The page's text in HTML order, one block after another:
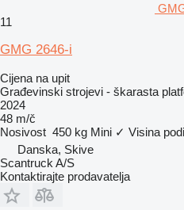
11
GMG 2646-i
Cijena na upit
Građevinski strojevi - škarasta
2024
48 m/č
Nosivost 450 kg Mini ✓ Visina
Danska, Skive
Scantruck A/S
Kontaktirajte prodavatelja